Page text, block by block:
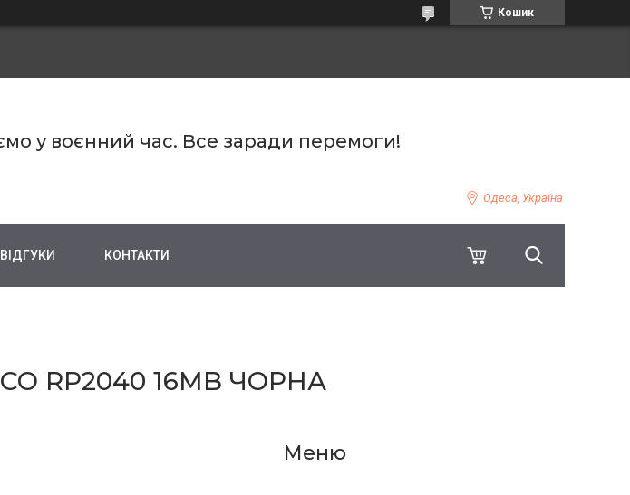
Кошик
у воєнний час. Все заради перемоги!
Одеса, Україна
ВІДГУКИ КОНТАКТИ
RP2040 16MB ЧОРНА